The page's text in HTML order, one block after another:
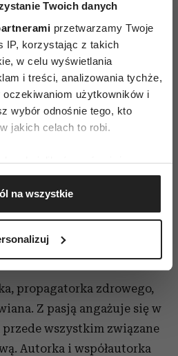
Twoich danych
przetwarzamy Twoje
IP, korzystając z takich
w celu wyświetlania
i treści, analizowania tychże,
użytkowników i
wybór odnośnie tego, kto
jakich celach to robi.
chcielibyśmy również:
Twojej lokalizacji
nawet do kilku metrów
urządzenie, aktywnie
odcisk palca)
ustaw własne preferencje w
Deklaracji plików cookie możesz
zgodę w dowolnej chwili.
do spersonalizowania treści
na wszystkie
propagatorka zdrowego,
Z pasją angażuje się w
wszystkim związane
Autorka i współautorka